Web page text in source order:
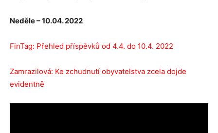
Neděle – 10.04. 2022
FinTag: Přehled příspěvků od 4.4. do 10.4. 2022
Zamrazilová: Ke zchudnutí obyvatelstva zcela dojde
evidentně